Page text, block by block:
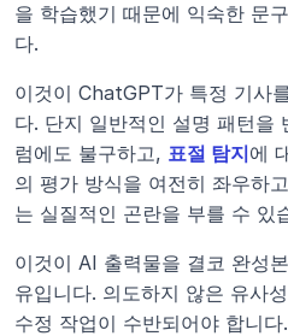
을 학습했기 때문에 익숙한 문
다.
이것이 ChatGPT가 특정 기사
다. 단지 일반적인 설명 패턴을
럼에도 불구하고, 표절 탐지에
의 평가 방식을 여전히 좌우하
는 실질적인 곤란을 부를 수 있
이것이 AI 출력물을 결코 완성
유입니다. 의도하지 않은 유사
수정 작업이 수반되어야 합니다.